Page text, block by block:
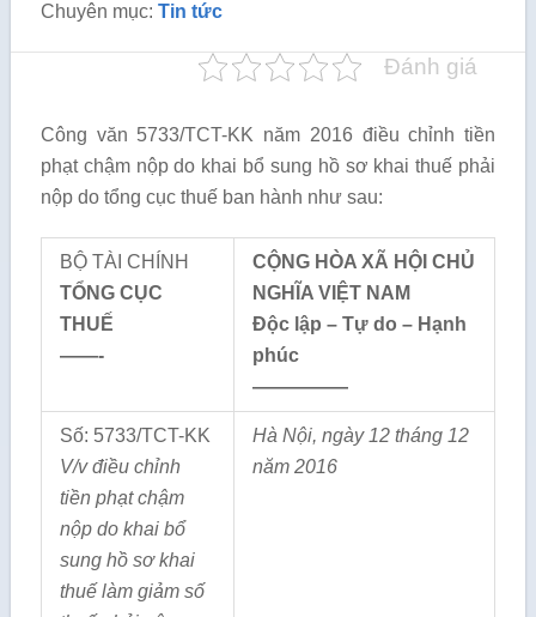
Chuyên mục: Tin tức
Đánh giá
Công văn 5733/TCT-KK năm 2016 điều chỉnh tiền
phạt chậm nộp do khai bổ sung hồ sơ khai thuế phải
nộp do tổng cục thuế ban hành như sau:
BỘ TÀI CHÍNH
TỔNG CỤC
THUẾ
——-
CỘNG HÒA XÃ HỘI CHỦ
NGHĨA VIỆT NAM
Độc lập – Tự do – Hạnh
phúc
—————
Số: 5733/TCT-KK
V/v điều chỉnh
tiền phạt chậm
nộp do khai bổ
sung hồ sơ khai
thuế làm giảm số
Hà Nội, ngày 12 tháng 12
năm 2016